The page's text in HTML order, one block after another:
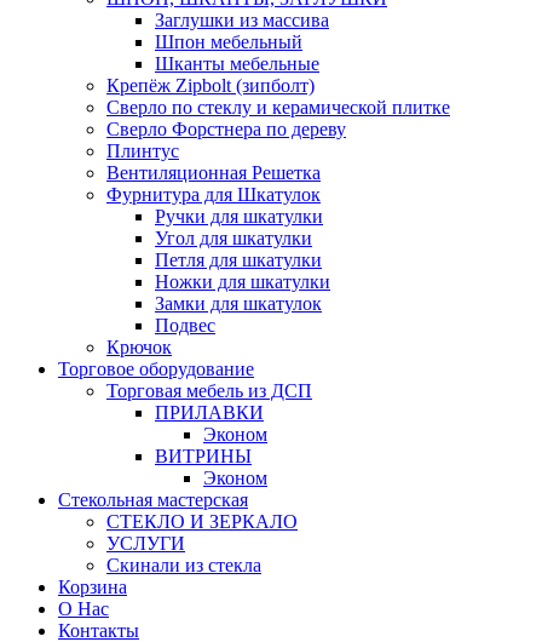
Заглушки из массива
Шпон мебельный
Шканты мебельные
Крепёж Zipbolt (зипболт)
Сверло по стеклу и керамической плитке
Сверло Форстнера по дереву
Плинтус
Вентиляционная Решетка
Фурнитура для Шкатулок
Ручки для шкатулки
Угол для шкатулки
Петля для шкатулки
Ножки для шкатулки
Замки для шкатулок
Подвес
Крючок
Торговое оборудование
Торговая мебель из ДСП
ПРИЛАВКИ
Эконом
ВИТРИНЫ
Эконом
Стекольная мастерская
СТЕКЛО И ЗЕРКАЛО
УСЛУГИ
Скинали из стекла
Корзина
О Нас
Контакты